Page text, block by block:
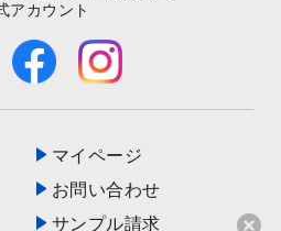
マイページ
お問い合わせ
サンプル請求
アカウント